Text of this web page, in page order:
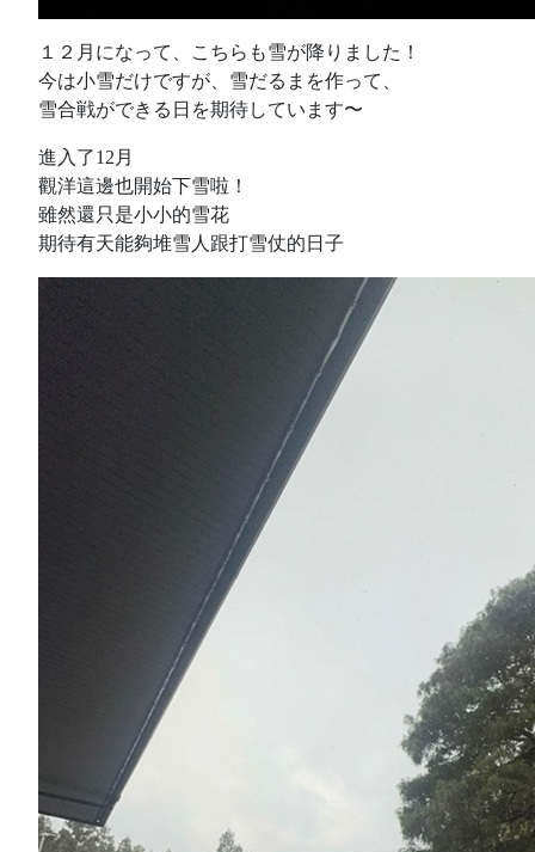
１２月になって、こちらも雪が降りました！
今は小雪だけですが、雪だるまを作って、
雪合戦ができる日を期待しています〜
進入了12月
觀洋這邊也開始下雪啦！
雖然還只是小小的雪花
期待有天能夠堆雪人跟打雪仗的日子